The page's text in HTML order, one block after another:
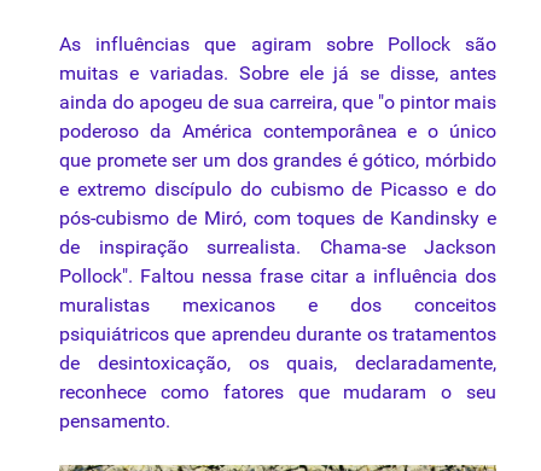
As influências que agiram sobre Pollock são
muitas e variadas. Sobre ele já se disse, antes
ainda do apogeu de sua carreira, que "o pintor mais
poderoso da América contemporânea e o único
que promete ser um dos grandes é gótico, mórbido
e extremo discípulo do cubismode Picasso e do
pós-cubismo de Miró, com toques de Kandinsky e
de inspiração surrealista. Chama-se Jackson
Pollock". Faltou nessa frase citar a influência dos
muralistas mexicanos e dos conceitos
psiquiátricos que aprendeu durante os tratamentos
de desintoxicação, os quais, declaradamente,
reconhece como fatores que mudaram o seu
pensamento.